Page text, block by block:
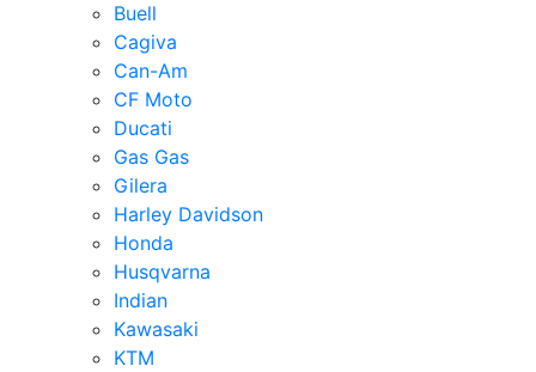
Buell
Cagiva
Can-Am
CF Moto
Ducati
Gas Gas
Gilera
Harley Davidson
Honda
Husqvarna
Indian
Kawasaki
KTM